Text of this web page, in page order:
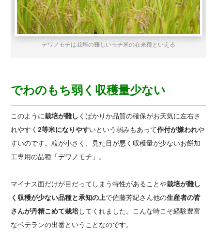
デワノモチは栽培の難しいモチ米の在来種といえる
でわのもち弱く収穫量少ない
このように栽培が難し くばかりか品質の確保がお天気に左右さ
れやすく2等米になりやすいという弱みもあって作付が嫌われや
すいのです。粒が小さく、見た目が悪く収穫量が少ないお餅加
工専用の品種「デワノモチ」。
マイナス面だけが目だってしまう特性があることや栽培が難し
く収穫が少ない品種と承知の上で佐藤芳紀さん他の生産者の皆
さんが丹精こめて栽培してくれました。こんな時こそ経験豊富
なベテランの出番ということなのです。